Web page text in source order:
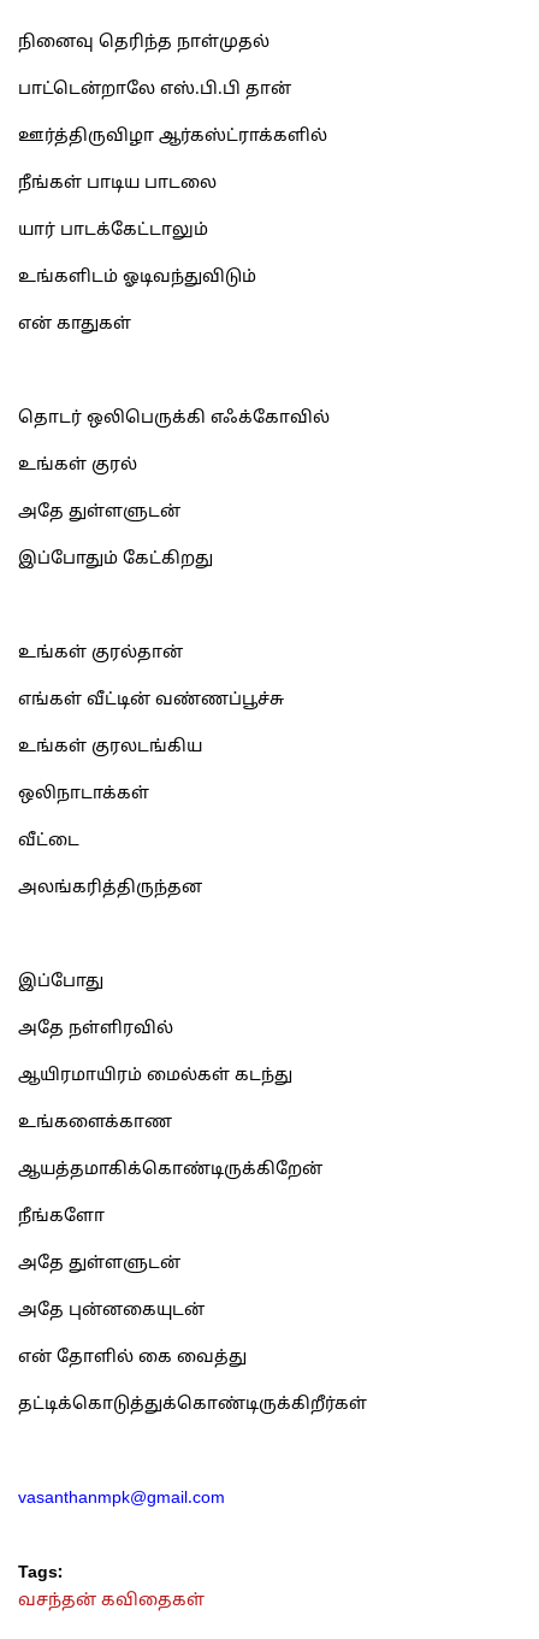
நினைவு தெரிந்த நாள்முதல்
பாட்டென்றாலே எஸ்.பி.பி தான்
ஊர்த்திருவிழா ஆர்கஸ்ட்ராக்களில்
நீங்கள் பாடிய பாடலை
யார் பாடக்கேட்டாலும்
உங்களிடம் ஓடிவந்துவிடும்
என் காதுகள்
தொடர் ஒலிபெருக்கி எஃக்கோவில்
உங்கள் குரல்
அதே துள்ளளுடன்
இப்போதும் கேட்கிறது
உங்கள் குரல்தான்
எங்கள் வீட்டின் வண்ணப்பூச்சு
உங்கள் குரலடங்கிய
ஒலிநாடாக்கள்
வீட்டை
அலங்கரித்திருந்தன
இப்போது
அதே நள்ளிரவில்
ஆயிரமாயிரம் மைல்கள் கடந்து
உங்களைக்காண
ஆயத்தமாகிக்கொண்டிருக்கிறேன்
நீங்களோ
அதே துள்ளளுடன்
அதே புன்னகையுடன்
என் தோளில் கை வைத்து
தட்டிக்கொடுத்துக்கொண்டிருக்கிறீர்கள்
vasanthanmpk@gmail.com
Tags:
வசந்தன் கவிதைகள்